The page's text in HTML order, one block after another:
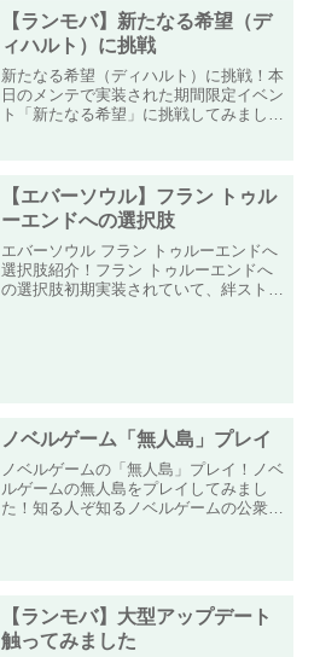
ズン6では「ゴール...
【ランモバ】新たなる希望（デ
ィハルト）に挑戦
新たなる希望（ディハルト）に挑戦！本
日のメンテで実装された期間限定イベン
ト「新たなる希望」に挑戦してみまし
今までに実装された「ラーナ...
【エバーソウル】フラン トゥル
ーエンドへの選択肢
エバーソウル フラン トゥルーエンドへ
選択肢紹介！フラン トゥルーエンドへ
の選択肢初期実装されていて、絆ストー
ノベルゲーム「無人島」プレイ
ノベルゲームの「無人島」プレイ！ノベ
ルゲームの無人島をプレイしてみまし
た！知る人ぞ知るノベルゲームの公衆電
【ランモバ】大型アップデート
触ってみました